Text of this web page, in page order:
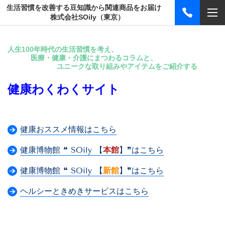
生活習慣を改善する豆知識から関連商品をお届け
株式会社SOily（東京）
人生100年時代の生活習慣を考え、
医療・健康・介護にまつわるコラムと、
ユニークな取り組みやアイテムをご紹介する
健康わくわくサイト
健康おススメ情報はこちら
健康博物館 ❝ SOily 【本館】❞はこちら
健康博物館 ❝ SOily 【新館】❞はこちら
ヘルシーときめきサービスはこちら